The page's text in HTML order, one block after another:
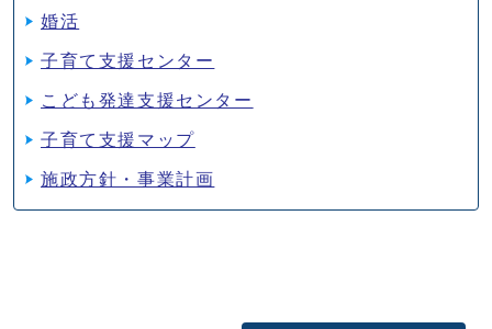
婚活
子育て支援センター
こども発達支援センター
子育て支援マップ
施政方針・事業計画